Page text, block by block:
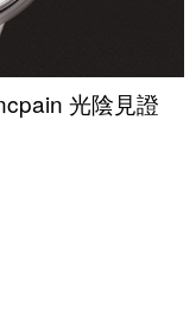
光陰見證